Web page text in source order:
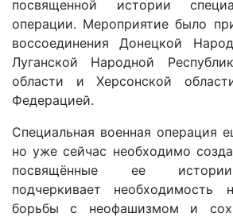
посвященной истории
операции. Мероприятие было
воссоединения Донецкой
Луганской Народной
области и Херсонской
Федерацией.
Специальная военная операция
но уже сейчас необходимо
посвящённые ее
подчеркивает
борьбы с неофашизмом и